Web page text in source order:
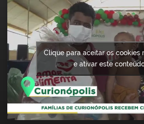
Clique para aceitar os cookies
e ativar este